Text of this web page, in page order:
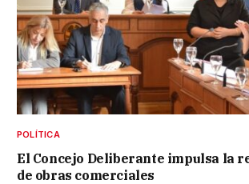
POLÍTICA
El Concejo Deliberante impulsa la
de obras comerciales